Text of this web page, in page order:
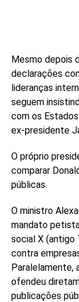
Mesmo depois
declarações
lideranças
seguem
com os
ex-presidente
O próprio
comparar
públicas.
O ministro
mandato
social X (antigo
contra
Paralelamente,
ofendeu
publicações